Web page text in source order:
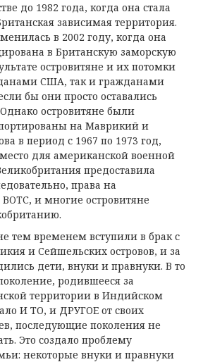
до 1982 года, когда она стала
зависимая территория.
в 2002 году, когда она
в Британскую заморскую
островитяне и их потомки
США, так и гражданами
бы они просто оставались
островитяне были
на Маврикий и
в период с 1967 по 1973 год,
для американской военной
предоставила
права на
и многие островитяне
тем временем вступили в брак с
и Сейшельских островов, и за
дети, внуки и правнуки. В то
родившееся за
территории в Индийском
И ТО, и ДРУГОЕ от своих
последующие поколения не
Это создало проблему
некоторые внуки и правнуки